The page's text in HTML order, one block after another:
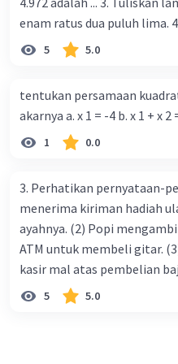
enam ratus dua puluh lima.
dari tujuh ribu sembilan
7.196 = ... 6. 4.811 + 5.315 =
Garam 3¼ sendok teh Gula
sendok makan Air 80%
dengan benar Takaran
bilangan berikut a. 3, 6, 9, ...,
64, ..., ...
5 5.0
tentukan persamaan
akarnya a. x 1 = -4 b. x 1 + x 2
1 0.0
3. Perhatikan pernyataan-
menerima kiriman hadiah
ayahnya. (2) Popi
ATM untuk membeli gitar.
kasir mal atas pembelian
membeli sepeda motor
Rp1.500.000,00. (5) Afra
5 5.0